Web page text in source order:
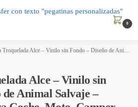
0
– Vinilo sin Fondo – Diseño de Animal Salvaje – Decoración para Coche, Moto, Camper, Portátil, Botella o Casco – Resistente al Agua
Alce – Vinilo sin
de Animal Salvaje –